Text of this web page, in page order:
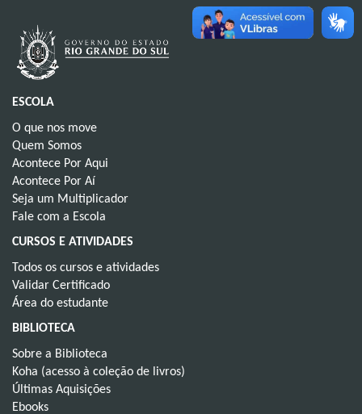
ESCOLA
O que nos move
Quem Somos
Acontece Por Aqui
Acontece Por Aí
Seja um Multiplicador
Fale com a Escola
CURSOS E ATIVIDADES
Todos os cursos e atividades
Validar Certificado
Área do estudante
BIBLIOTECA
Sobre a Biblioteca
Koha (acesso à coleção de livros)
Últimas Aquisições
Ebooks